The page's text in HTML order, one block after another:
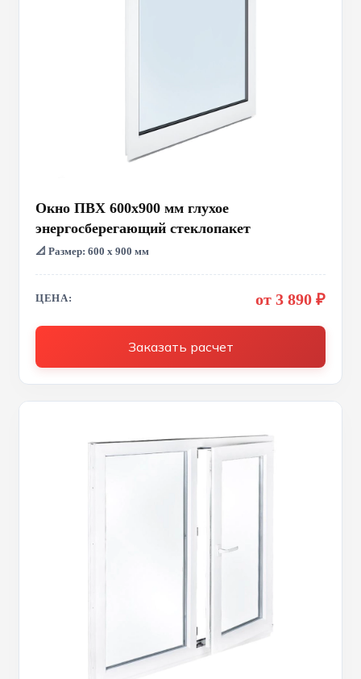
Окно ПВХ 600x900 мм глухое
энергосберегающий стеклопакет
📐 Размер: 600 х 900 мм
ЦЕНА: от 3 890 ₽
Заказать расчет